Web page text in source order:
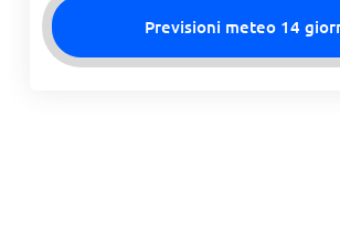
Previsioni meteo 14